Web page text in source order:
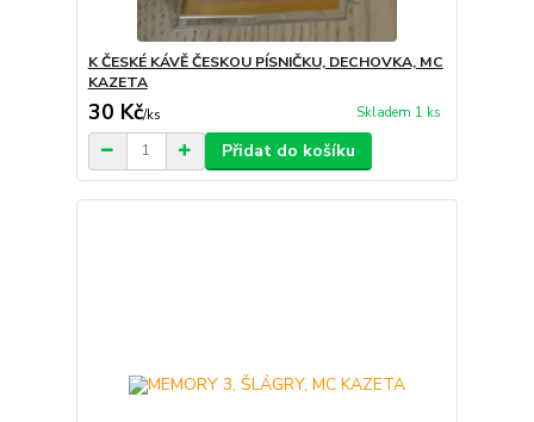
K ČESKÉ KÁVĚ ČESKOU PÍSNIČKU, DECHOVKA, MC
KAZETA
30 Kč/ks Skladem 1 ks
Přidat do košíku